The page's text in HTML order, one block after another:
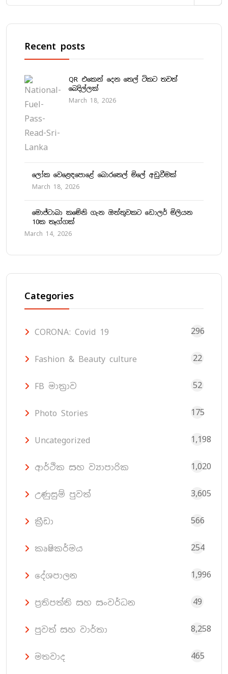
Recent posts
QR එකෙන් දෙන තෙල් ටිකට තවත්
බෙදිල්ලක්
March 18, 2026
ලෝක වෙළෙඳපොළේ බොරතෙල් මිලේ අඩුවීමක්
March 18, 2026
මොජ්ටාබා කමේනි ගැන ඔත්තුවකට ඩොලර් මිලියන
10ක තෑග්ගක්
March 14, 2026
Categories
CORONA: Covid 19 296
Fashion & Beauty culture 22
FB මාත්‍රාව 52
Photo Stories 175
Uncategorized 1,198
ආර්ථික සහ ව්‍යාපාරික 1,020
උණුසුම් පුවත් 3,605
ක්‍රීඩා 566
කෘෂිකර්මය 254
දේශපාලන 1,996
ප්‍රතිපත්ති සහ සංවර්ධන 49
පුවත් සහ වාර්තා 8,258
මතවාද 465